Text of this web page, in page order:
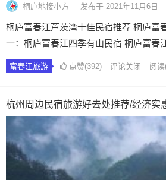
桐庐地接小方 发布于 2021年11月6日
桐庐富春江芦茨湾十佳民宿推荐 桐庐富
一：桐庐富春江四季有山民宿 桐庐富春
富春江旅游 点赞(392) 评论关闭 阅读
杭州周边民宿旅游好去处推荐/经济实